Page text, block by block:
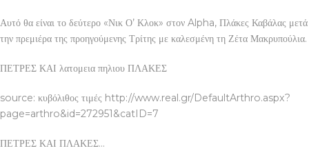
Αυτό θα είναι το δεύτερο «Νικ Ο’ Κλοκ» στον Alpha, Πλάκες Καβάλας μετά
την πρεμιέρα της προηγούμενης Τρίτης με καλεσμένη τη Ζέτα Μακρυπούλια.
ΠΕΤΡΕΣ ΚΑΙ λατομεια πηλιου ΠΛΑΚΕΣ
source: κυβόλιθος τιμές http://www.real.gr/DefaultArthro.aspx?
page=arthro&id=272951&catID=7
ΠΕΤΡΕΣ ΚΑΙ ΠΛΑΚΕΣ…